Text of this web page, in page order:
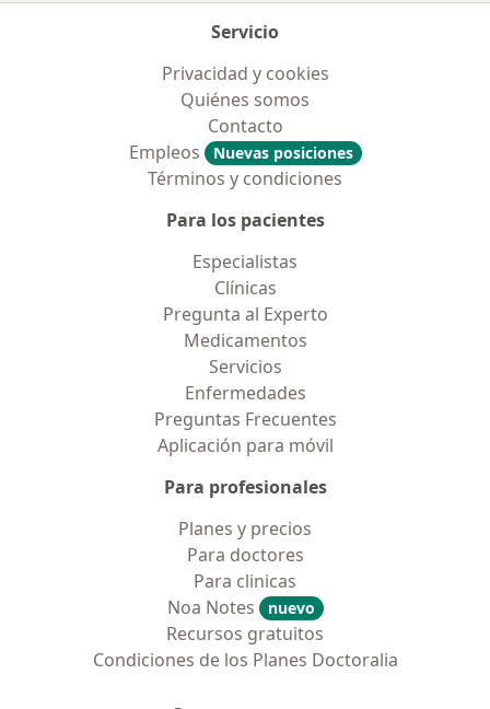
Servicio
Privacidad y cookies
Quiénes somos
Contacto
Empleos
Nuevas posiciones
Términos y condiciones
Para los pacientes
Especialistas
Clínicas
Pregunta al Experto
Medicamentos
Servicios
Enfermedades
Preguntas Frecuentes
Aplicación para móvil
Para profesionales
Planes y precios
Para doctores
Para clinicas
Noa Notes
nuevo
Recursos gratuitos
Condiciones de los Planes Doctoralia